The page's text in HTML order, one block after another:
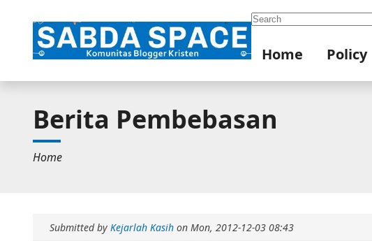
Search
Home Policy
Berita Pembebasan
Home
Submitted by Kejarlah Kasih on Mon, 2012-12-03 08:43